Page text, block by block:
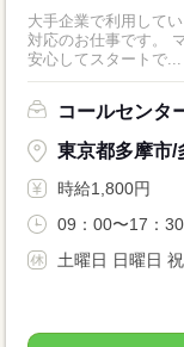
大手企業で利用して
対応のお仕事です。
安心してスタートで...
コールセンタ
東京都多摩市/
時給1,800円
09：00〜17：
土曜日 日曜日